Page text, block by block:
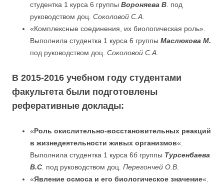
студентка 1 курса 6 группы Вороняева В . под
руководством доц. Соколовой С.А.
«Комплексные соединения, их биологическая роль».
Выполнила студентка 1 курса 6 группы Маслюкова М.
под руководством доц. Соколовой С.А.
В 2015-2016 учебном году студентами
факультета были подготовлены
реферативные доклады:
«Роль окислительно-восстановительных реакций
в жизнедеятельности живых организмов«.
Выполнила студентка 1 курса 6б группы Турсенбаева
В.С под руководством доц. Перегончей О.В
«Явление осмоса и его биологическое значение«.